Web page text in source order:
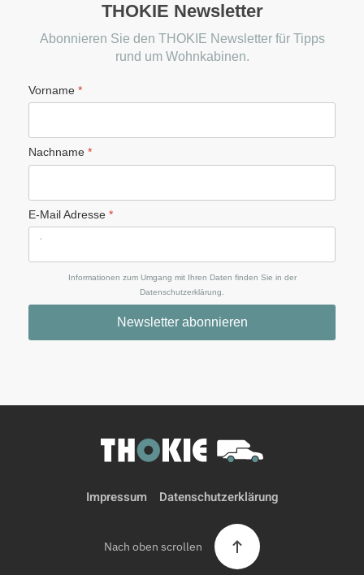
THOKIE Newsletter
Abonnieren Sie den THOKIE Newsletter für Tipps
rund um Wohnkabinen.
Vorname *
Nachname *
E-Mail Adresse *
Informationen zum Umgang mit Ihren Daten finden Sie in der
Datenschutzerklärung.
Newsletter abonnieren
Impressum Datenschutz­erklärung
Nach oben scrollen